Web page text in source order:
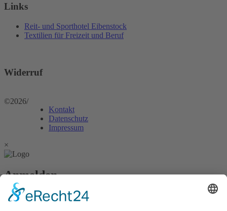
Links
Reit- und Sporthotel Eibenstock
Textilien für Freizeit und Beruf
Widerruf
©2026/
Kontakt
Datenschutz
Impressum
×
Anmelden